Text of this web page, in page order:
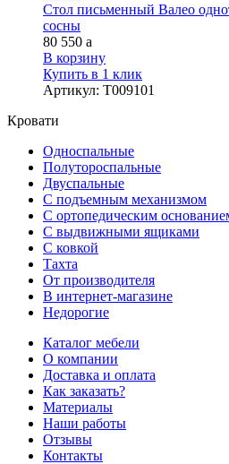
Стол письменный Валео
сосны
80 550 a
В корзину
Купить в 1 клик
Артикул: Т009101
Кровати
Односпальные
Полутороспальные
Двуспальные
С подъемным механизмом
С ортопедическим
С выдвижными ящиками
С ковкой
Тахта
От производителя
В интернет-магазине
Недорогие
Каталог мебели
О компании
Доставка и оплата
Как заказать?
Материалы
Наши работы
Отзывы
Контакты